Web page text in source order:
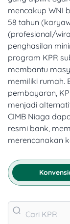
mencakup WNI
58 tahun
(profesional/
penghasilan
program KPR
membantu
memiliki rumah.
pembayaran,
menjadi
CIMB Niaga
resmi bank,
merencanakan